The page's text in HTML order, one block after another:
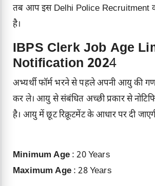
तब आप इस Delhi Police Recruitment
है।
IBPS Clerk Job Age
Notification 2024
अभ्यर्थी फॉर्म भरने से पहले अपनी आयु की
कर ले। आयु से संबंधित अच्छी प्रकार से
है। आयु में छूट रिक्रूटमेंट के आधार पर दी
Minimum Age: 20 Years
Maximum Age : 28 Years